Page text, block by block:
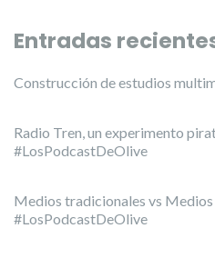
Entradas
Construcción de estudios
Radio Tren, un experimento
#LosPodcastDeOlive
Medios tradicionales vs
#LosPodcastDeOlive